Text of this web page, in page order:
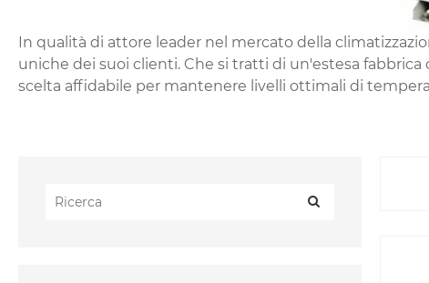
In qualità di attore leader nel mercato della
uniche dei suoi clienti. Che si tratti di un'estesa
scelta affidabile per mantenere livelli ottimali di